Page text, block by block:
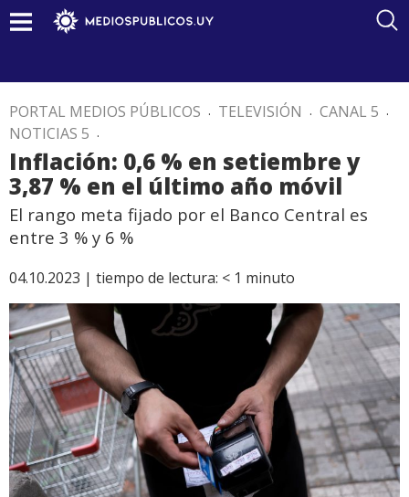
PORTAL MEDIOS PÚBLICOS . TELEVISIÓN . CANAL 5 .
NOTICIAS 5 .
Inflación: 0,6 % en setiembre y
3,87 % en el último año móvil
El rango meta fijado por el Banco Central es
entre 3 % y 6 %
04.10.2023 | tiempo de lectura: < 1 minuto